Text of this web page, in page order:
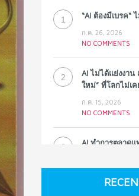
1 “AI ต้องมีเบรค“
ก.ค. 26, 2026
NO COMMENTS
2
AI ไม่ได้แย่งงาน
ใหม่” ที่โลกไม่เ
ก.ค. 15, 2026
NO COMMENTS
3
AI ทำการตลาด
NO COMMENTS